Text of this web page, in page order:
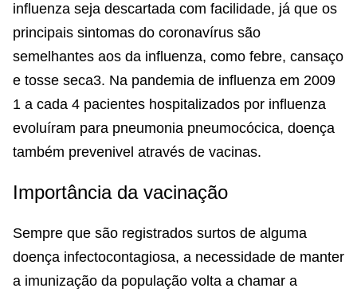
influenza seja descartada com facilidade, já que os
principais sintomas do coronavírus são
semelhantes aos da influenza, como febre, cansaço
e tosse seca3. Na pandemia de influenza em 2009
1 a cada 4 pacientes hospitalizados por influenza
evoluíram para pneumonia pneumocócica, doença
também prevenivel através de vacinas.
Importância da vacinação
Sempre que são registrados surtos de alguma
doença infectocontagiosa, a necessidade de manter
a imunização da população volta a chamar a